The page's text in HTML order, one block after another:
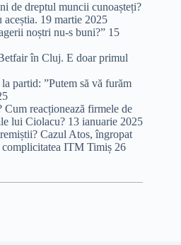
de dreptul muncii cunoașteți?
aceștia. 19 martie 2025
noștri nu-s buni?” 15
în Cluj. E doar primul
partid: ”Putem să vă furăm
Cum reacționează firmele de
lui Ciolacu? 13 ianuarie 2025
Cazul Atos, îngropat
complicitatea ITM Timiș 26